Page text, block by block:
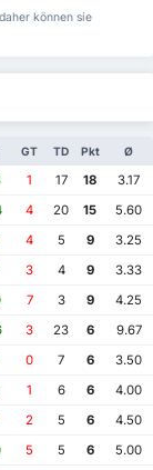
können sie
GT TD Pkt Ø
1 17 18
3.17
4 20 15
5.60
4 5 9
3.25
3 4 9
3.33
7 3 9
4.25
3 23 6
9.67
0 7 6
3.50
1 6 6
4.00
2 5 6
4.50
5 5 6
5.00